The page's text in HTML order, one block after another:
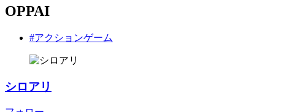
OPPAI
#アクションゲーム
シロアリ